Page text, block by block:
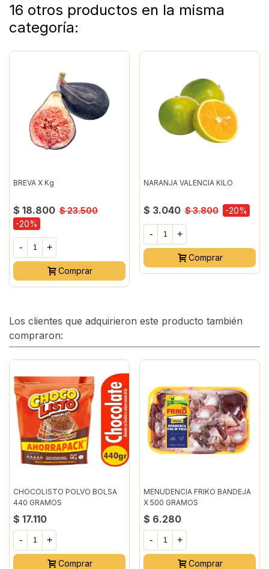
16 otros productos en la misma
categoría:
BREVA X Kg
$ 18.800 $ 23.500
-20%
- +
Comprar
NARANJA VALENCIA KILO
$ 3.040 $ 3.800 -20%
- +
Comprar
Los clientes que adquirieron este producto también
compraron:
CHOCOLISTO POLVO BOLSA
440 GRAMOS
$ 17.110
- +
Comprar
MENUDENCIA FRIKO BANDEJA
X 500 GRAMOS
$ 6.280
- +
Comprar